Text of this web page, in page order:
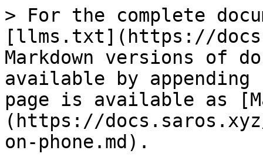
> For the complete
[llms.txt](https://
Markdown versions of
available by
page is available as
(https://
on-phone.md).